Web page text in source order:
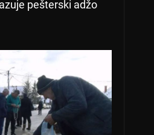
pešterski adžo